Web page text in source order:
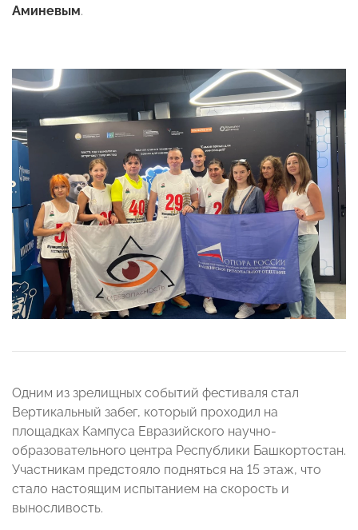
Аминевым.
Одним из зрелищных событий фестиваля стал
Вертикальный забег, который проходил на
площадках Кампуса Евразийского научно-
образовательного центра Республики Башкортостан.
Участникам предстояло подняться на 15 этаж, что
стало настоящим испытанием на скорость и
выносливость.